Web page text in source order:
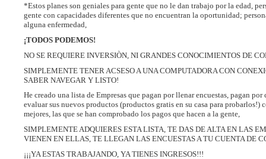
*Estos planes son geniales para gente que no le dan trabajo por la edad,
gente con capacidades diferentes que no encuentran la oportunidad;
alguna enfermedad,
¡TODOS PODEMOS!
NO SE REQUIERE INVERSIÒN, NI GRANDES CONOCIMIENTOS DE
SIMPLEMENTE TENER ACSESO A UNA COMPUTADORA CON
SABER NAVEGAR Y LISTO!
He creado una lista de Empresas que pagan por llenar encuestas, pagan
evaluar sus nuevos productos (productos gratis en su casa para probarlos!)
mejores, las que se han comprobado los pagos que hacen a la gente,
SIMPLEMENTE ADQUIERES ESTA LISTA, TE DAS DE ALTA EN LAS
VIENEN EN ELLAS, TE LLEGAN LAS ENCUESTAS A TU CUENTA DE
¡¡¡YA ESTAS TRABAJANDO, YA TIENES INGRESOS!!!